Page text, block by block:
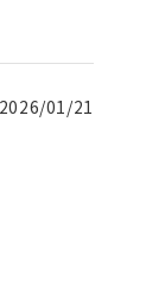
2026/01/21